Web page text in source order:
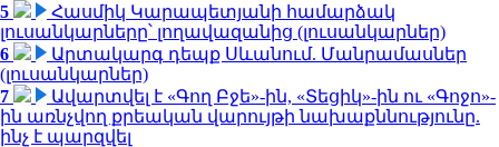
5
Հասմիկ Կարապետյանի համարձակ
լուսանկարները՝ լողավազանից (լուսանկարներ)
6
Արտակարգ դեպք Սևանում. Մանրամասներ
(լուսանկարներ)
7
Ավարտվել է «Գող Բջե»-ին, «Տեցիկ»-ին ու «Գոջո»-
ին առնչվող քրեական վարույթի նախաքննությունը.
ինչ է պարզվել